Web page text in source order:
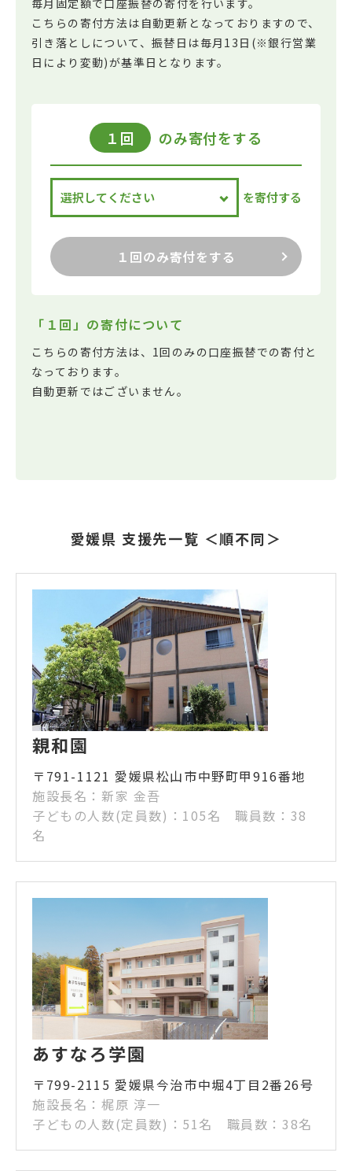
毎月固定額で口座振替の寄付を行います。
こちらの寄付方法は自動更新となっておりますので、
引き落としについて、振替日は毎月13日(※銀行営業
日により変動)が基準日となります。
１回 のみ寄付をする
を寄付する
１回のみ寄付をする
「１回」の寄付について
こちらの寄付方法は、1回のみの口座振替での寄付と
なっております。
自動更新ではございません。
愛媛県 支援先一覧 ＜順不同＞
親和園
〒791-1121 愛媛県松山市中野町甲916番地
施設長名：新家 金吾
子どもの人数(定員数)：105名 職員数：38
名
あすなろ学園
〒799-2115 愛媛県今治市中堀4丁目2番26号
施設長名：梶原 淳一
子どもの人数(定員数)：51名 職員数：38名